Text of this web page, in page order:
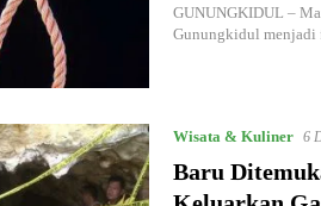
GUNUNGKIDUL –
Gunungkidul menjadi
Wisata & Kuliner 6
Baru